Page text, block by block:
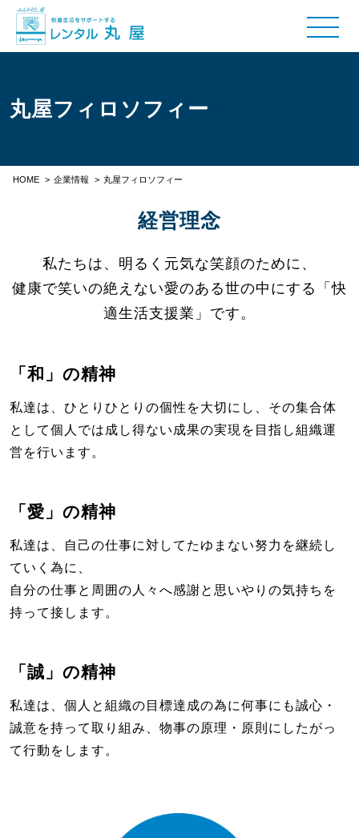
丸屋フィロソフィー
HOME > 企業情報 > 丸屋フィロソフィー
経営理念
私たちは、明るく元気な笑顔のために、
健康で笑いの絶えない愛のある世の中にする「快
適生活支援業」です。
「和」の精神
私達は、ひとりひとりの個性を大切にし、その集合体
として個人では成し得ない成果の実現を目指し組織運
営を行います。
「愛」の精神
私達は、自己の仕事に対してたゆまない努力を継続し
ていく為に、
自分の仕事と周囲の人々へ感謝と思いやりの気持ちを
持って接します。
「誠」の精神
私達は、個人と組織の目標達成の為に何事にも誠心・
誠意を持って取り組み、物事の原理・原則にしたがっ
て行動をします。